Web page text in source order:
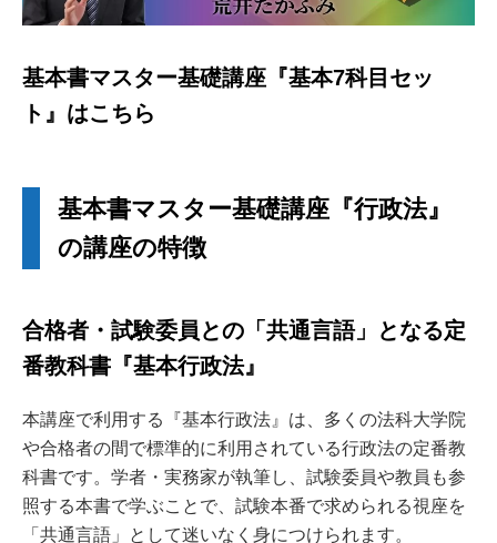
基本書マスター基礎講座『基本7科目セッ
ト』はこちら
基本書マスター基礎講座『行政法』
の講座の特徴
合格者・試験委員との「共通言語」となる定
番教科書『基本行政法』
本講座で利用する『基本行政法』は、多くの法科大学院
や合格者の間で標準的に利用されている行政法の定番教
科書です。学者・実務家が執筆し、試験委員や教員も参
照する本書で学ぶことで、試験本番で求められる視座を
「共通言語」として迷いなく身につけられます。